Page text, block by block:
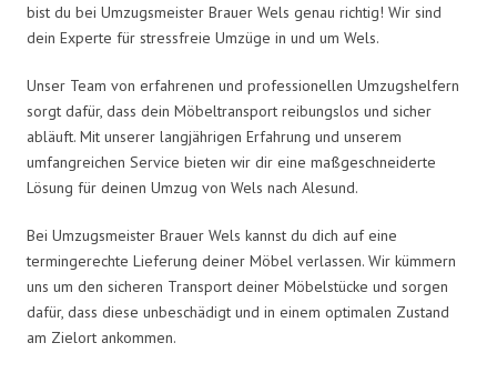
bist du bei Umzugsmeister Brauer Wels genau richtig! Wir sind
dein Experte für stressfreie Umzüge in und um Wels.
Unser Team von erfahrenen und professionellen Umzugshelfern
sorgt dafür, dass dein Möbeltransport reibungslos und sicher
abläuft. Mit unserer langjährigen Erfahrung und unserem
umfangreichen Service bieten wir dir eine maßgeschneiderte
Lösung für deinen Umzug von Wels nach Alesund.
Bei Umzugsmeister Brauer Wels kannst du dich auf eine
termingerechte Lieferung deiner Möbel verlassen. Wir kümmern
uns um den sicheren Transport deiner Möbelstücke und sorgen
dafür, dass diese unbeschädigt und in einem optimalen Zustand
am Zielort ankommen.